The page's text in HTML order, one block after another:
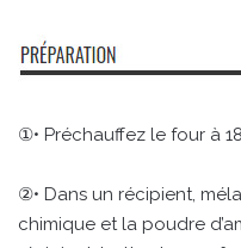
①• Préchauffez le four à
②• Dans un récipient,
chimique et la poudre